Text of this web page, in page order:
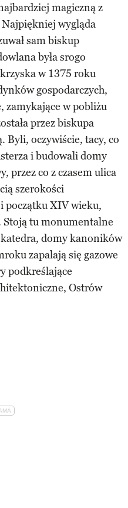
magiczną z
wygląda
sam biskup
była srogo
w 1375 roku
gospodarczych,
zamykające w pobliżu
przez biskupa
Byli, oczywiście, tacy, co
i budowali domy
przez co z czasem ulica
szerokości
początku XIV wieku,
Stoją tu monumentalne
katedra, domy kanoników
zapalają się gazowe
podkreślające
Ostrów